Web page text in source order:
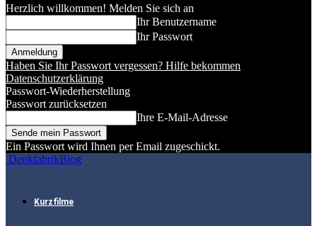
Herzlich willkommen! Melden Sie sich an
Ihr Benutzername
Ihr Passwort
Haben Sie Ihr Passwort vergessen? Hilfe bekommen
Datenschutzerklärung
Passwort-Wiederherstellung
Passwort zurücksetzen
Ihre E-Mail-Adresse
Ein Passwort wird Ihnen per Email zugeschickt.
DenkfabrikBlog
Kurzfilme